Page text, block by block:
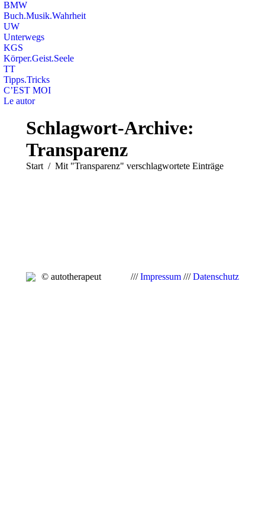
BMW
Buch.Musik.Wahrheit
UW
Unterwegs
KGS
Körper.Geist.Seele
TT
Tipps.Tricks
C’EST MOI
Le autor
Schlagwort-Archive:
Transparenz
Sie befinden sich hier:
Start Mit "Transparenz" verschlagwortete Einträge
© autotherapeut ///Impressum ///Datenschutz